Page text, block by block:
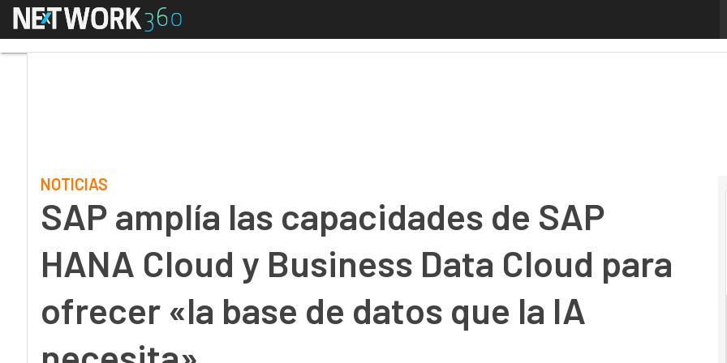
Menú SAP amplía las capacidades de SAP HANA Cloud y Business Data Cloud para
NOTICIAS
SAP amplía las capacidades de SAP
HANA Cloud y Business Data Cloud para
ofrecer «la base de datos que la IA